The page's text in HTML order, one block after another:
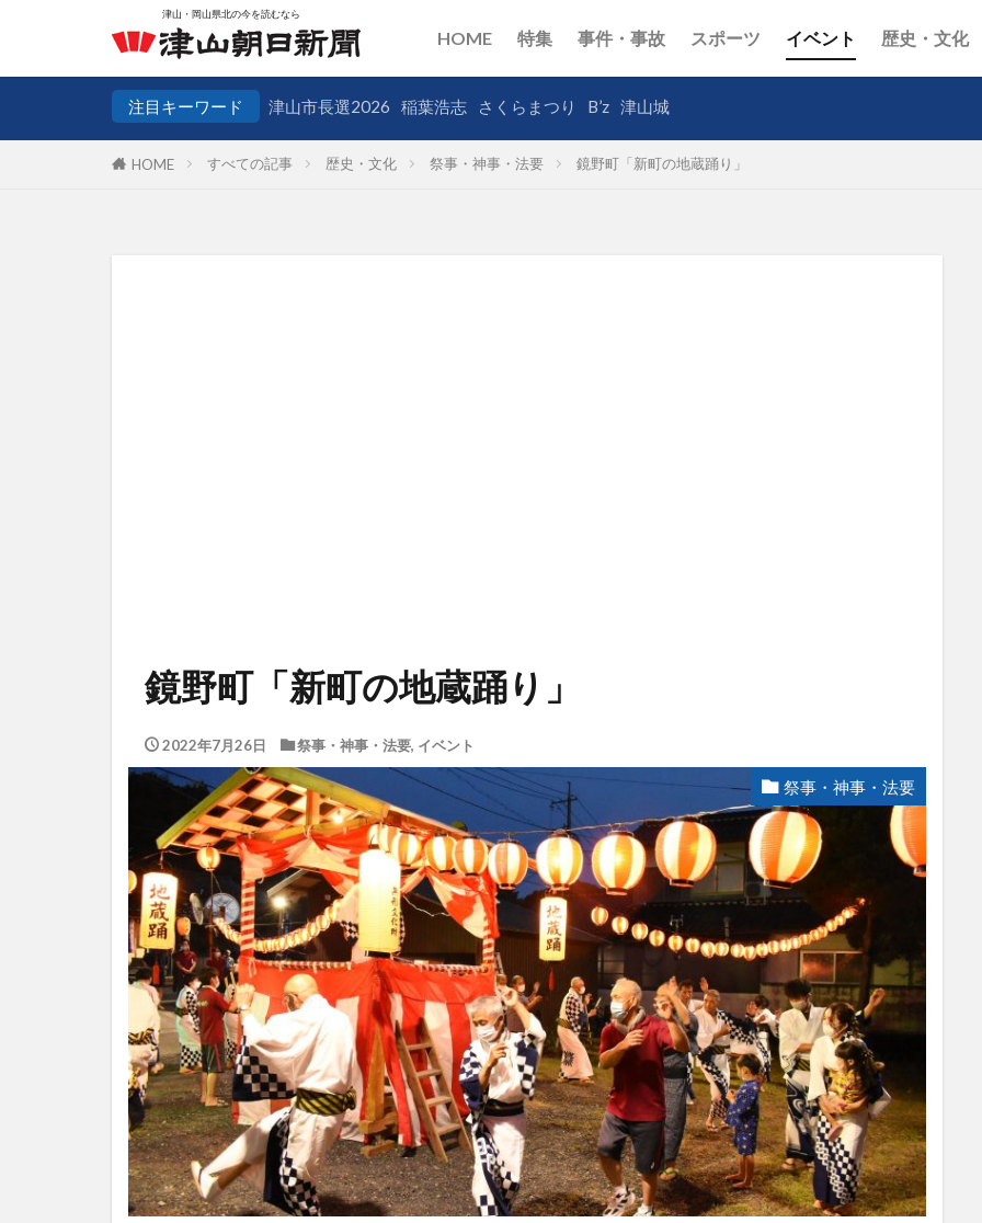
HOME 特集 事件・事故 スポーツ イベント 歴史・文化
注目キーワード 津山市長選2026 稲葉浩志 さくらまつり B’z 津山城
HOME すべての記事 歴史・文化 祭事・神事・法要 鏡野町「新町の地蔵踊り」
鏡野町「新町の地蔵踊り」
2022年7月26日 祭事・神事・法要, イベント
祭事・神事・法要